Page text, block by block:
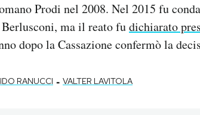
Prodi nel 2008. Nel 2015 fu
ma il reato fudichiarato
dopo la Cassazione confermò la
RANUCCI - VALTER LAVITOLA